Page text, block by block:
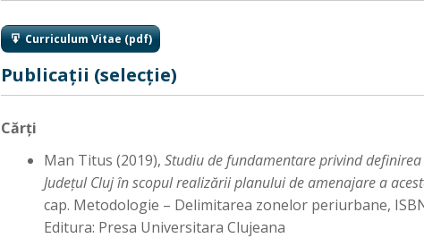
Curriculum Vitae (pdf)
Publicaţii (selecţie)
Cărţi
Man Titus (2019), Studiu de fundamentare privind
Județul Cluj în scopul realizării planului de amenajare a
cap. Metodologie – Delimitarea zonelor periurbane,
Editura: Presa Universitara Clujeana